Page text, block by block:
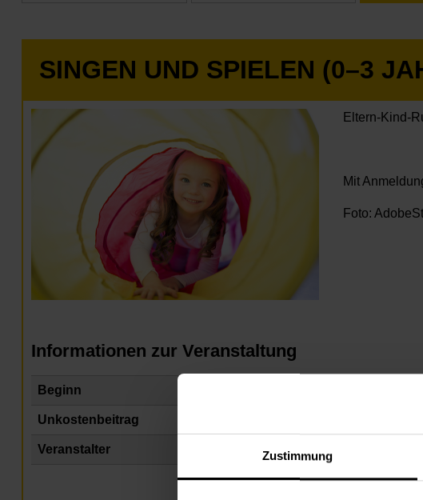
Zustimmung
SINGEN UND SPIELEN (0–3
Eltern-Kind-
Mit
Foto:
Informationen zur Veranstaltung
Beginn
Unkostenbeitrag
Veranstalter